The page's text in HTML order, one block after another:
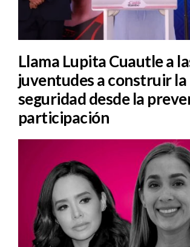
Llama Lupita Cuautle a
juventudes a construir la
seguridad desde la
participación